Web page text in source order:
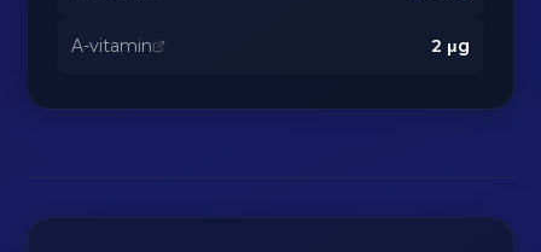
A-vitamin 2 μg